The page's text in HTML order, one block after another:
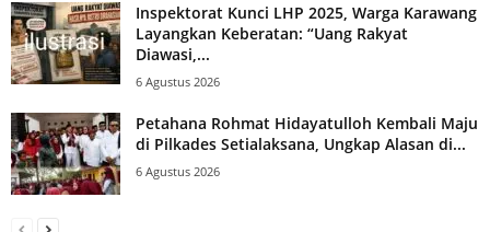
Inspektorat Kunci LHP 2025, Warga Karawang
Layangkan Keberatan: “Uang Rakyat
Diawasi,...
6 Agustus 2026
Petahana Rohmat Hidayatulloh Kembali Maju
di Pilkades Setialaksana, Ungkap Alasan di...
6 Agustus 2026